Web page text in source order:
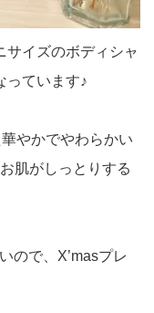
サイズのボディシャ
っています♪
やかでやわらかい
肌がしっとりする
ので、X’masプレ